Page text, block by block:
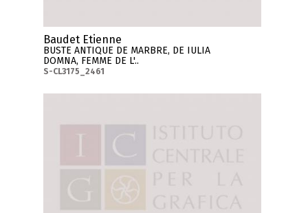
Baudet Etienne
BUSTE ANTIQUE DE MARBRE, DE IULIA
DOMNA, FEMME DE L'..
S-CL3175_2461